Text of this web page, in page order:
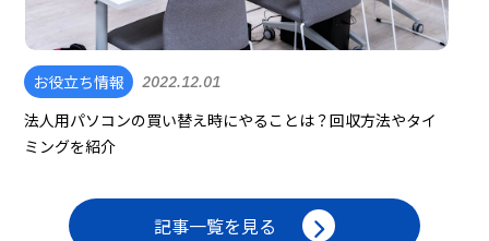
お役立ち情報 2022.12.01
法人用パソコンの買い替え時にやることは？回収方法やタイ
ミングを紹介
記事一覧を見る